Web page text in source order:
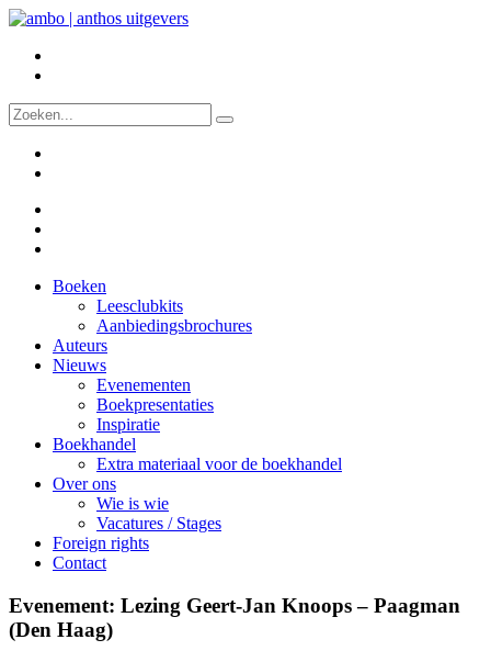
Boeken
Leesclubkits
Aanbiedingsbrochures
Auteurs
Nieuws
Evenementen
Boekpresentaties
Inspiratie
Boekhandel
Extra materiaal voor de boekhandel
Over ons
Wie is wie
Vacatures / Stages
Foreign rights
Contact
Evenement: Lezing Geert-Jan Knoops – Paagman
(Den Haag)